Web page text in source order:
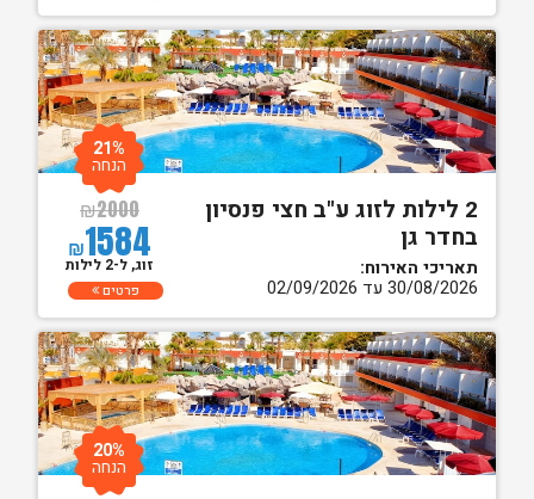
2 לילות לזוג ע"ב חצי פנסיון
בחדר גן
תאריכי האירוח:
30/08/2026 עד 02/09/2026
₪2000
₪1584
21%
הנחה
זוג, ל-2 לילות
פרטים
20%
הנחה